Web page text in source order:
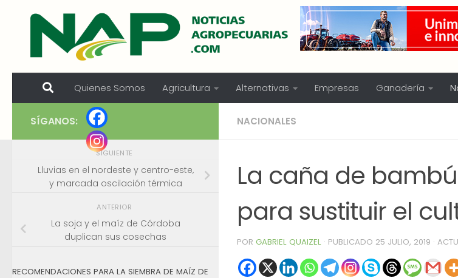
Skip to content
Quienes Somos Agricultura Alternativas Empresas Ganadería
NACIONALES
La caña de
para sustituir el
POR GABRIEL QUAIZEL · PUBLICADO 25 JULIO, 2019 ·
SÍGANOS:
SIGUIENTE
Lluvias en el nordeste y centro-este,
y marcada oscilación térmica
ANTERIOR
La soja y el maíz de Córdoba
duplican sus cosechas
RECOMENDACIONES PARA LA SIEMBRA DE MAÍZ DE